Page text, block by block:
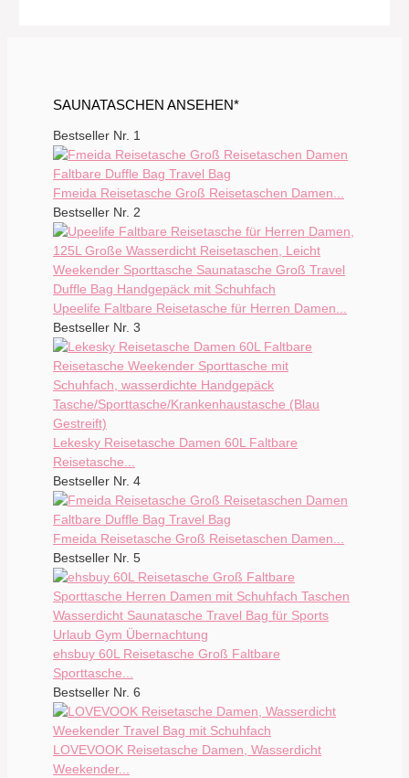
SAUNATASCHEN ANSEHEN*
Bestseller Nr. 1
Fmeida Reisetasche Groß Reisetaschen Damen...
Bestseller Nr. 2
Upeelife Faltbare Reisetasche für Herren Damen...
Bestseller Nr. 3
Lekesky Reisetasche Damen 60L Faltbare
Reisetasche...
Bestseller Nr. 4
Fmeida Reisetasche Groß Reisetaschen Damen...
Bestseller Nr. 5
ehsbuy 60L Reisetasche Groß Faltbare
Sporttasche...
Bestseller Nr. 6
LOVEVOOK Reisetasche Damen, Wasserdicht
Weekender...